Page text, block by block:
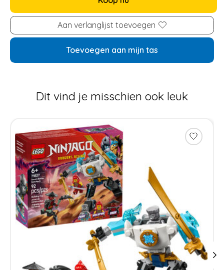
Aan verlanglijst toevoegen
Toevoegen aan mijn tas
Dit vind je misschien ook leuk
Items van productcarrousel